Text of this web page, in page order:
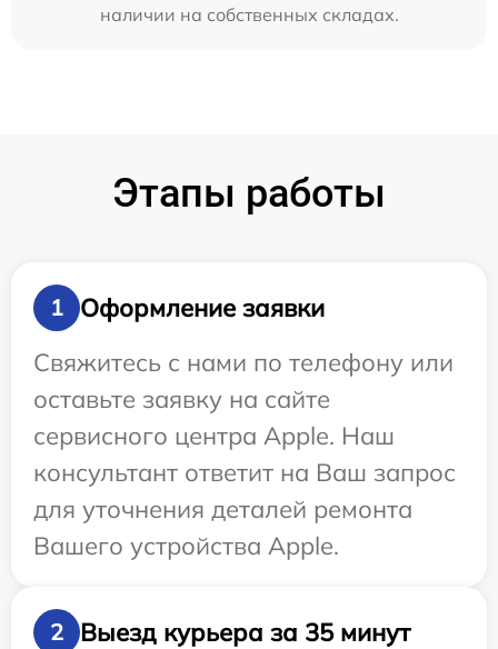
наличии на собственных складах.
Этапы работы
1
Оформление заявки
Свяжитесь с нами по телефону или
оставьте заявку на сайте
сервисного центра Apple. Наш
консультант ответит на Ваш запрос
для уточнения деталей ремонта
Вашего устройства Apple.
2
Выезд курьера за 35 минут